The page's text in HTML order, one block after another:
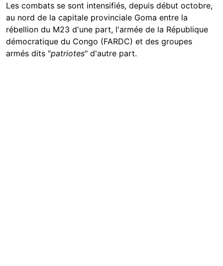
Les combats se sont intensifiés, depuis début octobre,
au nord de la capitale provinciale Goma entre la
rébellion du M23 d'une part, l'armée de la République
démocratique du Congo (FARDC) et des groupes
armés dits "patriotes" d'autre part.